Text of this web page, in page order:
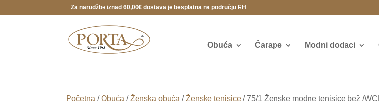
Za narudžbe iznad 60,00€ dostava je besplatna na području RH
Obuća Čarape Modni dodaci
Početna /Obuća /Ženska obuća /Ženske tenisice / 75/1 Ženske modne tenisice bež /